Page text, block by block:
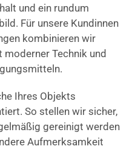
und ein rundum
Für unsere Kundinnen
kombinieren wir
moderner Technik und
Ihres Objekts
So stellen wir sicher,
gereinigt werden
Aufmerksamkeit